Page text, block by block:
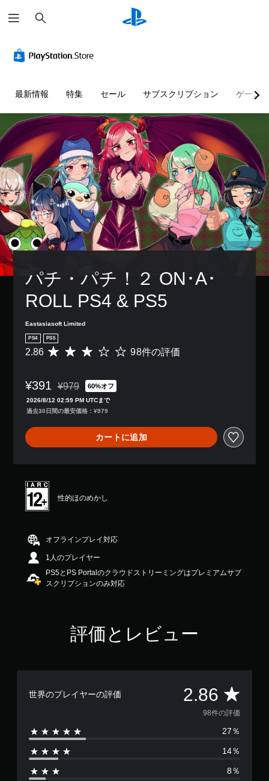
索
最新情報 特集 セール サブスクリプション ゲーム
パチ・パチ！２ ON･A･
ROLL PS4 & PS5
Eastasiasoft Limited
PS4 PS5
評
は
9
8
平
均
評
5
段
階
2
8
で
2.86 98件の評価
¥391 通常価格¥979より値引き
¥979 60%オフ
2026/8/12 02:59 PM UTCまで
過去30日間の最安価格：¥979
カートに追加
性的ほのめかし
オフラインプレイ対応
1人のプレイヤー
PS5とPS Portalのクラウドストリーミングはプレミアムサブ
スクリプションのみ対応
評価とレビュー
世界のプレイヤーの評価 2.86 評
価
数
は
98件の評価
27％
14％
8％